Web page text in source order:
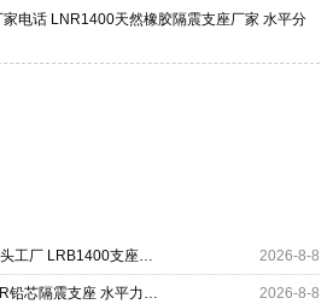
电话 LNR1400天然橡胶隔震支座厂家 水平分
LNR1000建筑隔震橡胶支座源头工厂 LRB1400支座生产厂家 建筑水平力隔震支座厂家 2026-8-8
铅芯隔震支座LRB900厂家 LNR铅芯隔震支座 水平力分散力型隔震支座 2026-8-8